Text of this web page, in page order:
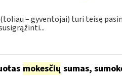
– gyventojai) turi teisę
mokesčių sumas,